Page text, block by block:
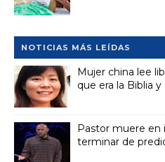
NOTICIAS MÁS LEÍDAS
Mujer china lee
que era la Biblia
Pastor muere en
terminar de